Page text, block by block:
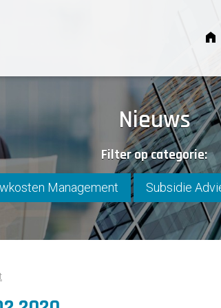
Nieuws
Filter op categorie:
Management Subsidie